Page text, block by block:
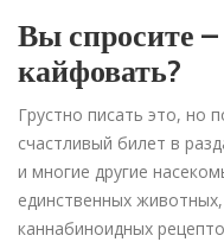
Вы спросите
кайфовать?
Грустно писать это, но
счастливый билет в
и многие другие
единственных
каннабиноидных